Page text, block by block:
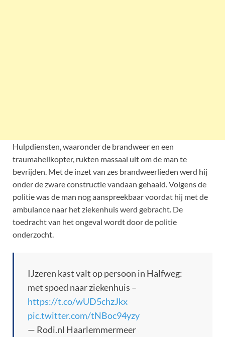
Hulpdiensten, waaronder de brandweer en een
traumahelikopter, rukten massaal uit om de man te
bevrijden. Met de inzet van zes brandweerlieden werd hij
onder de zware constructie vandaan gehaald. Volgens de
politie was de man nog aanspreekbaar voordat hij met de
ambulance naar het ziekenhuis werd gebracht. De
toedracht van het ongeval wordt door de politie
onderzocht.
IJzeren kast valt op persoon in Halfweg:
met spoed naar ziekenhuis –
https://t.co/wUD5chzJkx
pic.twitter.com/tNBoc94yzy
— Rodi.nl Haarlemmermeer